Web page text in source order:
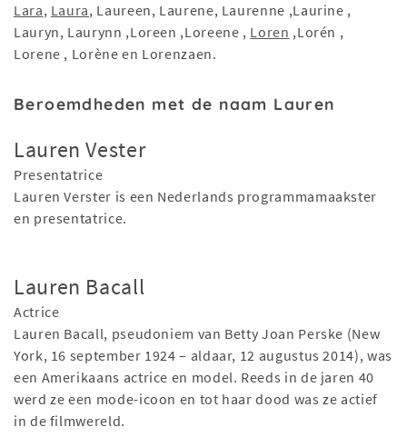
Lara, Laura, Laureen, Laurene, Laurenne ,Laurine ,
Lauryn, Laurynn ,Loreen ,Loreene , Loren ,Lorén ,
Lorene , Lorène en Lorenzaen.
Beroemdheden met de naam Lauren
Lauren Vester
Presentatrice
Lauren Verster is een Nederlands programmamaakster
en presentatrice.
Lauren Bacall
Actrice
Lauren Bacall, pseudoniem van Betty Joan Perske (New
York, 16 september 1924 – aldaar, 12 augustus 2014), was
een Amerikaans actrice en model. Reeds in de jaren 40
werd ze een mode-icoon en tot haar dood was ze actief
in de filmwereld.